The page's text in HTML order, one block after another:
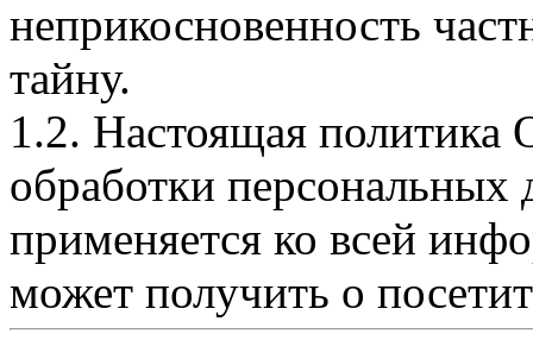
неприкосновенность
тайну.
1.2. Настоящая политика
обработки
применяется ко всей
может получить о